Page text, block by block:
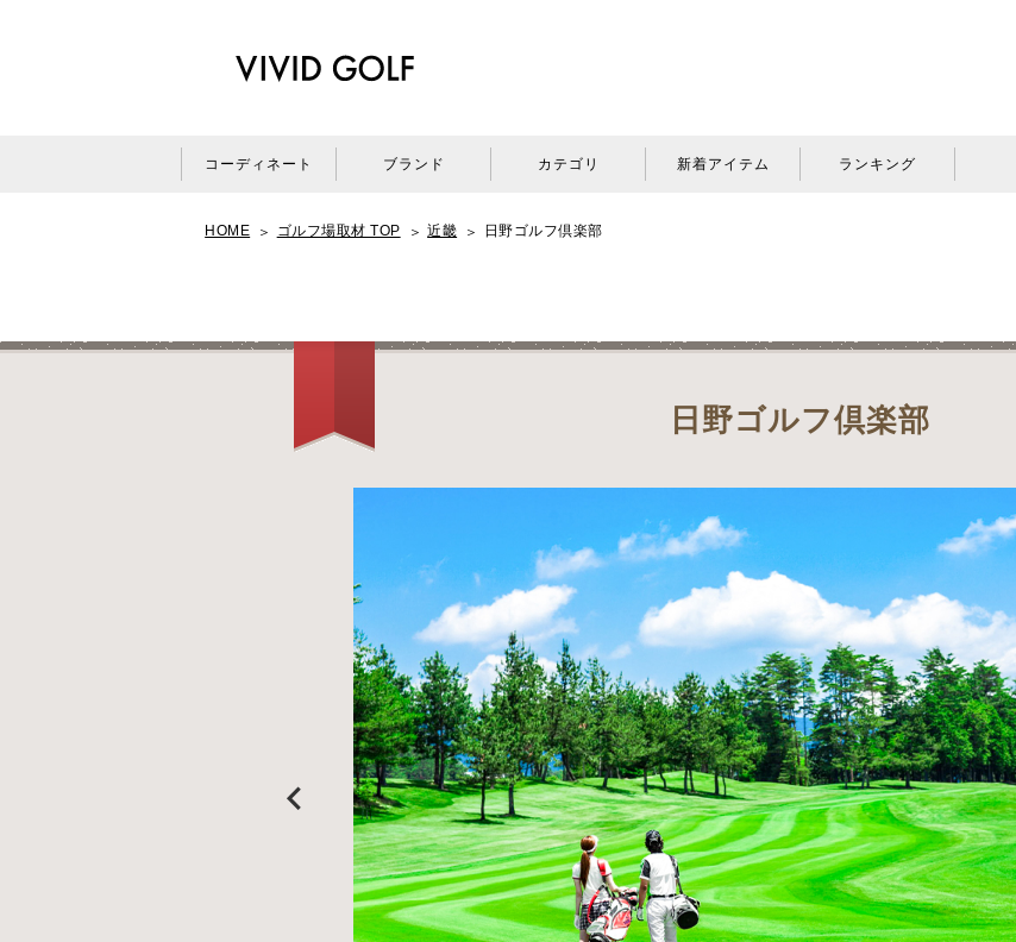
コーディネート ブランド カテゴリ 新着アイテム ランキング
HOME ゴルフ場取材 TOP 近畿 日野ゴルフ倶楽部
日野ゴルフ倶楽部